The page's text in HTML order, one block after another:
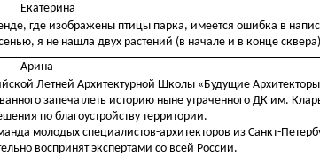
Екатерина
где изображены птицы парка, имеется ошибка в
я не нашла двух растений (в начале и в конце
Арина
Летней Архитектурной Школы «Будущие
запечатлеть историю ныне утраченного ДК им.
по благоустройству территории.
молодых специалистов-архитекторов из Санкт-
воспринят экспертами со всей России.